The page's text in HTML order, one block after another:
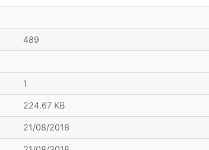
489
1
224.67 KB
21/08/2018